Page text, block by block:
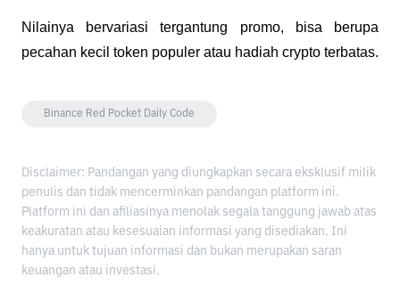
Nilainya bervariasi tergantung promo, bisa berupa
pecahan kecil token populer atau hadiah crypto terbatas.
Binance Red Pocket Daily Code
Disclaimer: Pandangan yang diungkapkan secara eksklusif milik
penulis dan tidak mencerminkan pandangan platform ini.
Platform ini dan afiliasinya menolak segala tanggung jawab atas
keakuratan atau kesesuaian informasi yang disediakan. Ini
hanya untuk tujuan informasi dan bukan merupakan saran
keuangan atau investasi.